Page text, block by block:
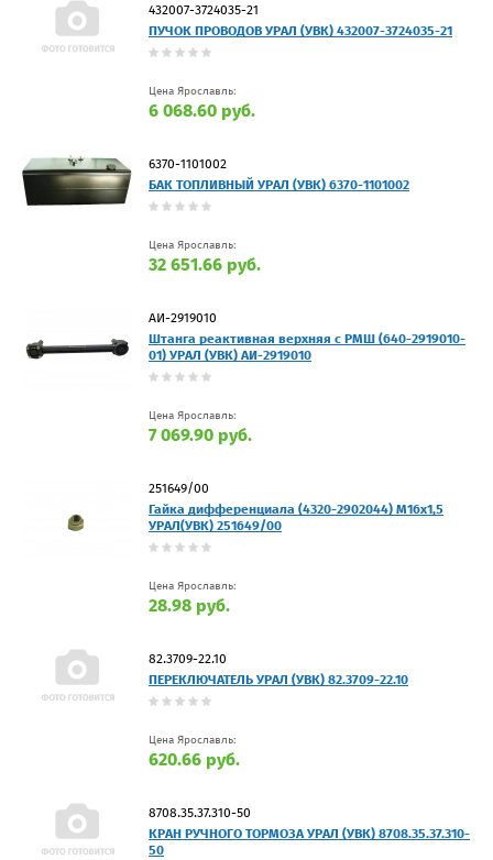
432007-3724035-21
ПУЧОК ПРОВОДОВ УРАЛ (УВК) 432007-3724035-21
Цена Ярославль:
6 068.60 руб.
6370-1101002
БАК ТОПЛИВНЫЙ УРАЛ (УВК) 6370-1101002
Цена Ярославль:
32 651.66 руб.
АИ-2919010
Штанга реактивная верхняя с РМШ (640-2919010-
01) УРАЛ (УВК) АИ-2919010
Цена Ярославль:
7 069.90 руб.
251649/00
Гайка дифференциала (4320-2902044) М16х1,5
УРАЛ(УВК) 251649/00
Цена Ярославль:
28.98 руб.
82.3709-22.10
ПЕРЕКЛЮЧАТЕЛЬ УРАЛ (УВК) 82.3709-22.10
Цена Ярославль:
620.66 руб.
8708.35.37.310-50
КРАН РУЧНОГО ТОРМОЗА УРАЛ (УВК) 8708.35.37.310-
50